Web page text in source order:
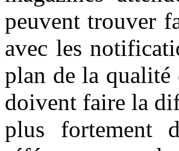
peuvent trouver
avec les
plan de la qualité
doivent faire la
plus fortement